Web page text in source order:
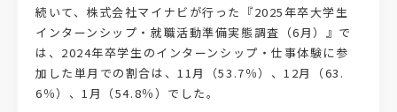
続いて、株式会社マイナビが行った『2025年卒大学生
インターンシップ・就職活動準備実態調査（6月）』で
は、2024年卒学生のインターンシップ・仕事体験に参
加した単月での割合は、11月（53.7％）、12月（63.
6％）、1月（54.8％）でした。